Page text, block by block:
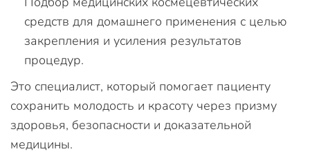
средств для домашнего применения с целью
закрепления и усиления результатов
процедур.
Это специалист, который помогает пациенту
сохранить молодость и красоту через призму
здоровья, безопасности и доказательной
медицины.